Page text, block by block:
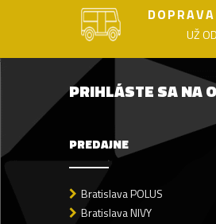
UŽ
PRIHLÁSTE SA NA
PREDAJNE
Bratislava POLUS
Bratislava NIVY